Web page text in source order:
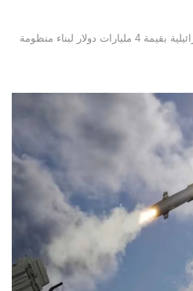
اليونان تعتمد صفقة دفاع جوي إسرائيلية بقيمة 4 مليارات دولار لبناء منظومة